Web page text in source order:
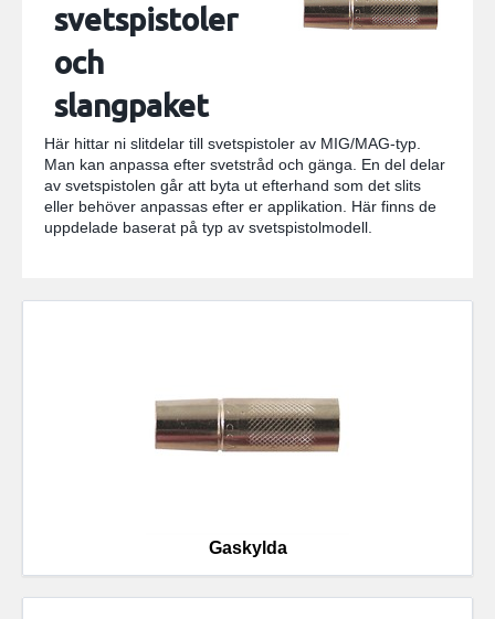
svetspistoler
och
slangpaket
Här hittar ni slitdelar till svetspistoler av MIG/MAG-typ.
Man kan anpassa efter svetstråd och gänga. En del delar
av svetspistolen går att byta ut efterhand som det slits
eller behöver anpassas efter er applikation. Här finns de
uppdelade baserat på typ av svetspistolmodell.
Gaskylda